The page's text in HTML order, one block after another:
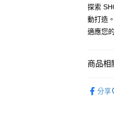
探索
動打造
適應您
商品相
分享